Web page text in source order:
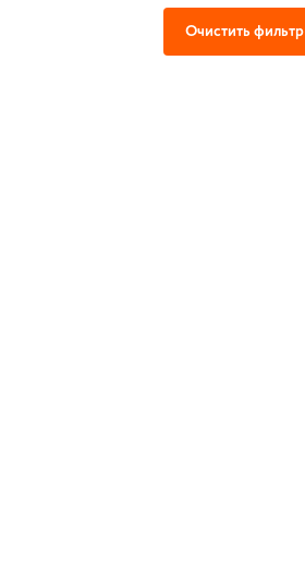
Очистить фильтр